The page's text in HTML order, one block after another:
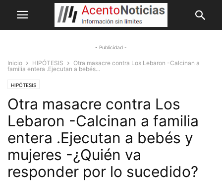
- Publicidad -
Inicio HIPÓTESIS
Otra masacre contra Los Lebaron -Calcinan a
familia entera .Ejecutan a bebés...
HIPÓTESIS
Otra masacre contra Los
Lebaron -Calcinan a familia
entera .Ejecutan a bebés y
mujeres -¿Quién va
responder por lo sucedido?